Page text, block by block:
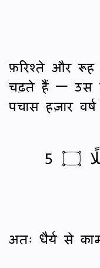
फ़रिश्ते और रूह
चढ़ते हैं — उस
पचास हज़ार
अतः धैर्य से